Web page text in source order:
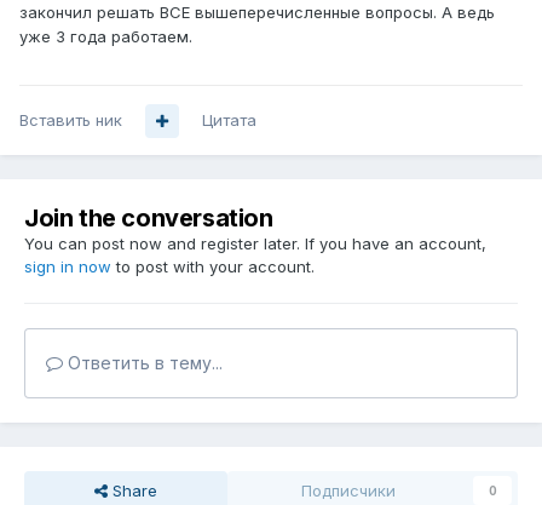
закончил решать ВСЕ вышеперечисленные вопросы. А ведь
уже 3 года работаем.
Вставить ник Цитата
Join the conversation
You can post now and register later. If you have an account,
sign in now to post with your account.
Ответить в тему...
Share Подписчики 0